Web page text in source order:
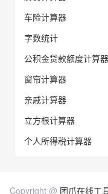
车险计算器
字数统计
公积金贷款额度计算器
窗帘计算器
亲戚计算器
立方根计算器
个人所得税计算器
Copyright @ 团爪在线工